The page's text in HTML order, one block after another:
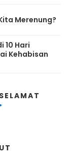
Merenung?
10 Hari
Kehabisan